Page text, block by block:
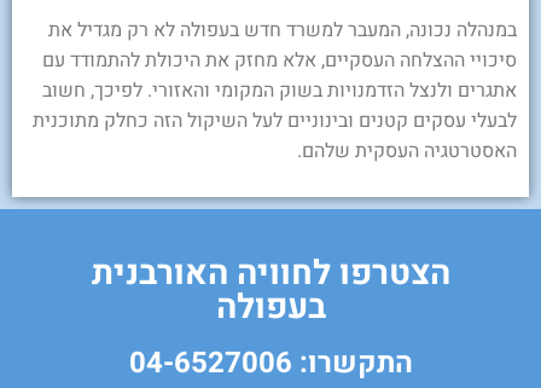
במנהלה נכונה, המעבר למשרד חדש בעפולה לא רק מגדיל את
סיכויי ההצלחה העסקיים, אלא מחזק את היכולת להתמודד עם
אתגרים ולנצל הזדמנויות בשוק המקומי והאזורי. לפיכך, חשוב
לבעלי עסקים קטנים ובינוניים לעל השיקול הזה כחלק מתוכנית
האסטרטגיה העסקית שלהם.
הצטרפו לחוויה האורבנית
בעפולה
התקשרו: 04-6527006